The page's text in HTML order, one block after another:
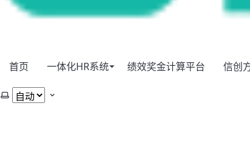
首页 一体化HR系统 绩效奖金计算平台 信创
选择主题